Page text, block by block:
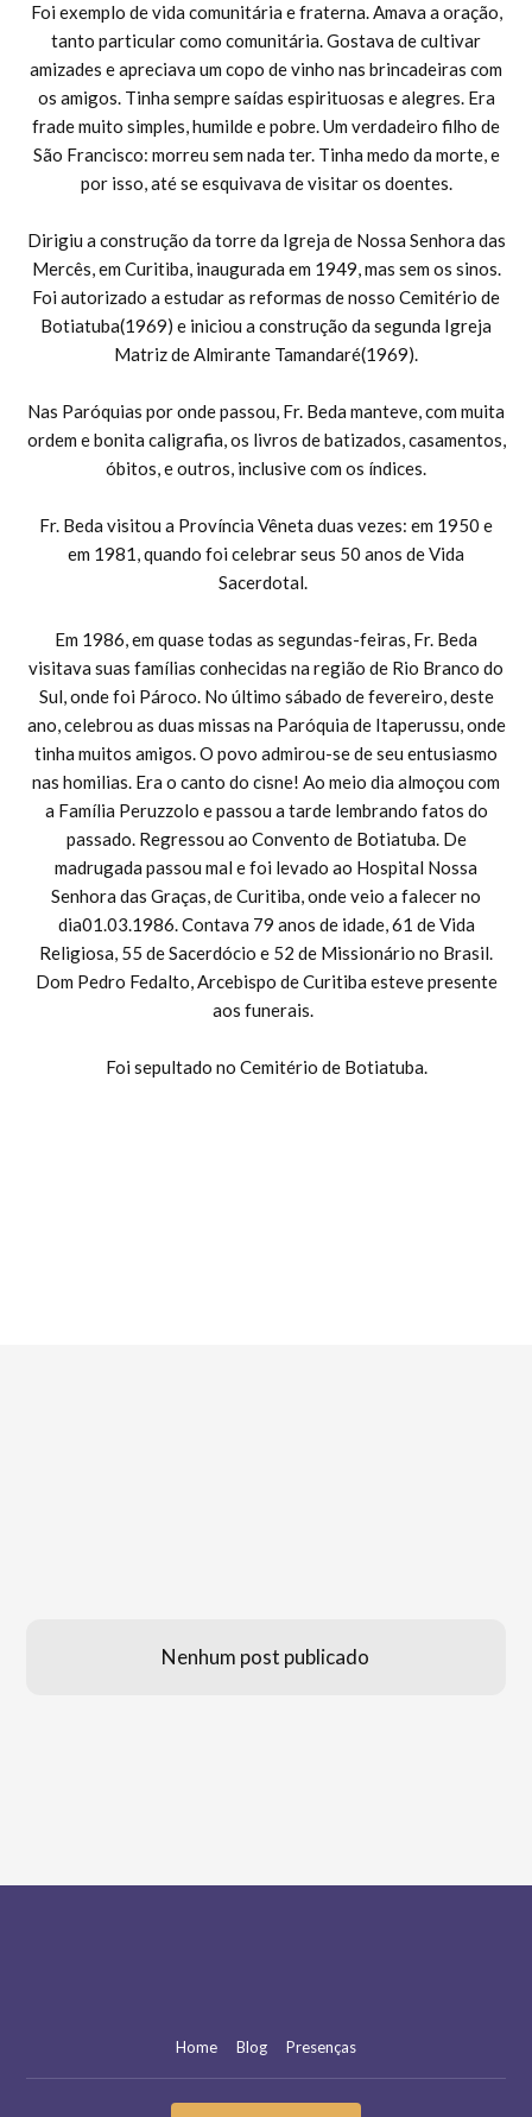
Foi exemplo de vida comunitária e fraterna. Amava a oração,
tanto particular como comunitária. Gostava de cultivar
amizades e apreciava um copo de vinho nas brincadeiras com
os amigos. Tinha sempre saídas espirituosas e alegres. Era
frade muito simples, humilde e pobre. Um verdadeiro filho de
São Francisco: morreu sem nada ter. Tinha medo da morte, e
por isso, até se esquivava de visitar os doentes.
Dirigiu a construção da torre da Igreja de Nossa Senhora das
Mercês, em Curitiba, inaugurada em 1949, mas sem os sinos.
Foi autorizado a estudar as reformas de nosso Cemitério de
Botiatuba(1969) e iniciou a construção da segunda Igreja
Matriz de Almirante Tamandaré(1969).
Nas Paróquias por onde passou, Fr. Beda manteve, com muita
ordem e bonita caligrafia, os livros de batizados, casamentos,
óbitos, e outros, inclusive com os índices.
Fr. Beda visitou a Província Vêneta duas vezes: em 1950 e
em 1981, quando foi celebrar seus 50 anos de Vida
Sacerdotal.
Em 1986, em quase todas as segundas-feiras, Fr. Beda
visitava suas famílias conhecidas na região de Rio Branco do
Sul, onde foi Pároco. No último sábado de fevereiro, deste
ano, celebrou as duas missas na Paróquia de Itaperussu, onde
tinha muitos amigos. O povo admirou-se de seu entusiasmo
nas homilias. Era o canto do cisne! Ao meio dia almoçou com
a Família Peruzzolo e passou a tarde lembrando fatos do
passado. Regressou ao Convento de Botiatuba. De
madrugada passou mal e foi levado ao Hospital Nossa
Senhora das Graças, de Curitiba, onde veio a falecer no
dia01.03.1986. Contava 79 anos de idade, 61 de Vida
Religiosa, 55 de Sacerdócio e 52 de Missionário no Brasil.
Dom Pedro Fedalto, Arcebispo de Curitiba esteve presente
aos funerais.
Foi sepultado no Cemitério de Botiatuba.
Nenhum post publicado
Home Blog Presenças